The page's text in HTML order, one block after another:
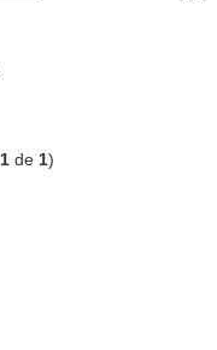
1 de 1)